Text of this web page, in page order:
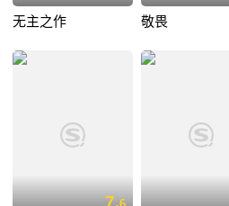
无主之作 敬畏
7.